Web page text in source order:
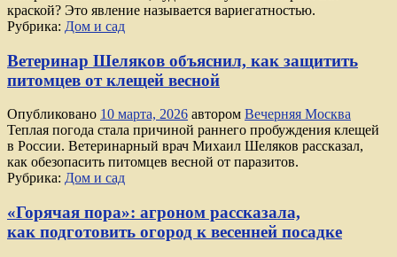
краской? Это явление называется вариегатностью.
Рубрика: Дом и сад
Ветеринар Шеляков объяснил, как защитить
питомцев от клещей весной
Опубликовано 10 марта, 2026 автором Вечерняя Москва
Теплая погода стала причиной раннего пробуждения клещей
в России. Ветеринарный врач Михаил Шеляков рассказал,
как обезопасить питомцев весной от паразитов.
Рубрика: Дом и сад
«Горячая пора»: агроном рассказала,
как подготовить огород к весенней посадке